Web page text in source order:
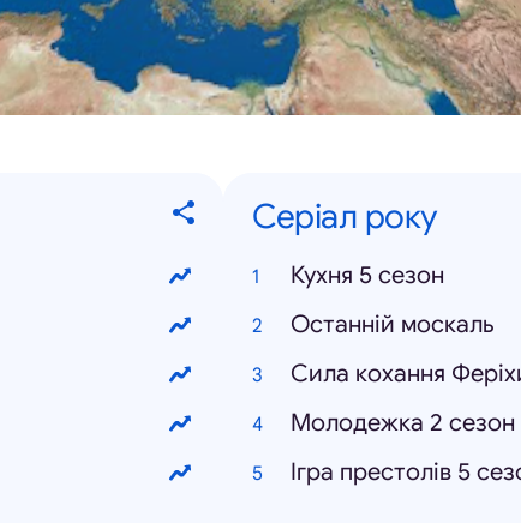
Серіал року
Кухня 5 сезон
Останній москаль
Сила кохання
Молодежка 2 сезон
Ігра престолів 5